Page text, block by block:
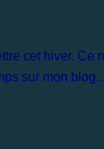
cet hiver.
sur mon